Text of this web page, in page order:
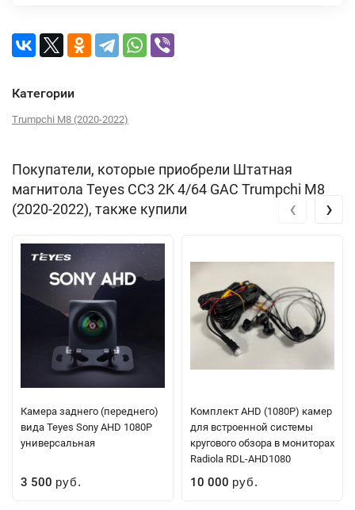
Категории
Trumpchi M8 (2020-2022)
Покупатели, которые приобрели Штатная
магнитола Teyes CC3 2K 4/64 GAC Trumpchi M8
(2020-2022), также купили
Камера заднего (переднего)
вида Teyes Sony AHD 1080P
универсальная
3 500 руб.
Комплект AHD (1080P) камер
для встроенной системы
кругового обзора в мониторах
Radiola RDL-AHD1080
10 000 руб.
‹ ›